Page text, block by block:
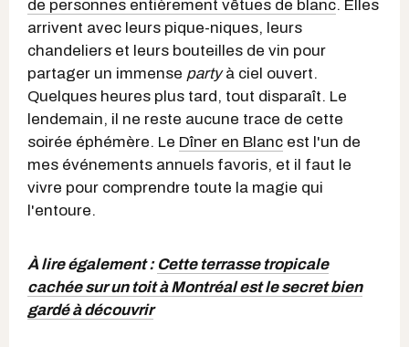
de personnes entièrement vêtues de blanc. Elles
arrivent avec leurs pique-niques, leurs
chandeliers et leurs bouteilles de vin pour
partager un immense partyà ciel ouvert.
Quelques heures plus tard, tout disparaît. Le
lendemain, il ne reste aucune trace de cette
soirée éphémère. Le Dîner en Blanc est l'un de
mes événements annuels favoris, et il faut le
vivre pour comprendre toute la magie qui
l'entoure.
À lire également : Cette terrasse tropicale
cachée sur un toit à Montréal est le secret bien
gardé à découvrir